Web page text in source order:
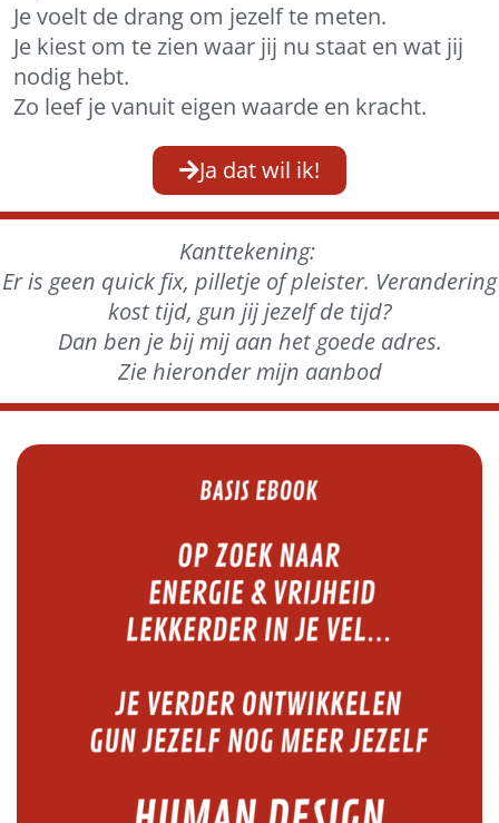
Je voelt de drang om jezelf te meten.
Je kiest om te zien waar jij nu staat en wat jij
nodig hebt.
Zo leef je vanuit eigen waarde en kracht.
Ja dat wil ik!
Kanttekening:
Er is geen quick fix, pilletje of pleister. Verandering
kost tijd, gun jij jezelf de tijd?
Dan ben je bij mij aan het goede adres.
Zie hieronder mijn aanbod